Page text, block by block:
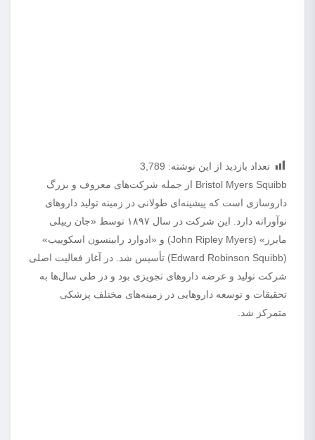
تعداد بازدید از این نوشته: 3,789
Bristol Myers Squibb از جمله شرکت‌های معروف و بزرگ
داروسازی است که پیشینه‌ای طولانی در زمینه تولید داروهای
نوآورانه دارد. این شرکت در سال ۱۸۹۷ توسط «جان ریپلی
مایرز» (John Ripley Myers) و «ادوارد رابینسون اسکوییب»
(Edward Robinson Squibb) تأسیس شد. در آغاز فعالیت اصلی
شرکت تولید و عرضه داروهای تجویزی بود و در طی سال‌ها به
تحقیقات و توسعه داروهایی در زمینه‌های مختلف پزشکی
متمرکز شد.